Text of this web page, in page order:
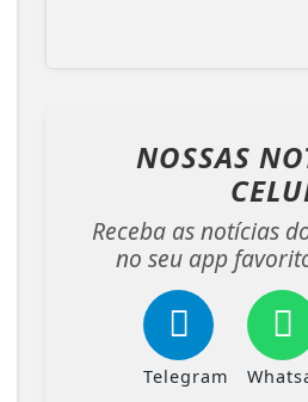
NOSSAS
Receba as notícias
no seu app
Telegram